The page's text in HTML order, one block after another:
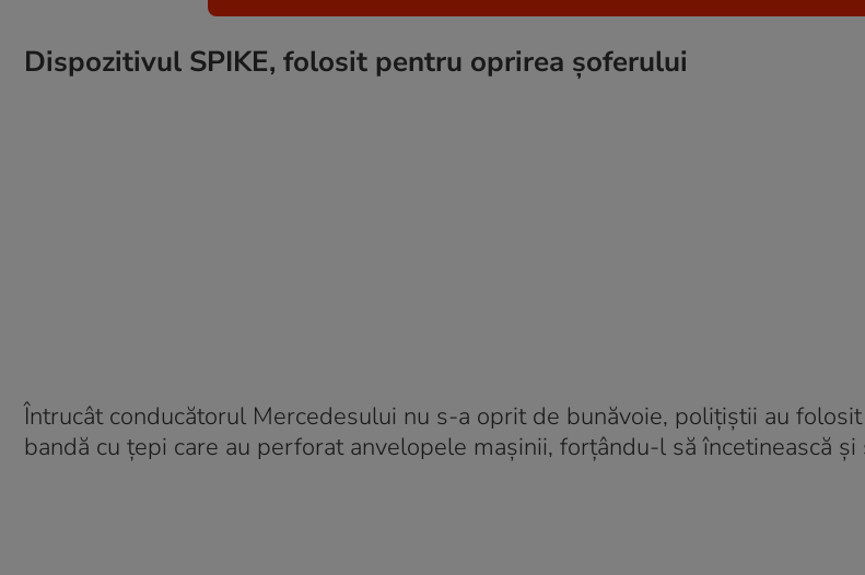
Dispozitivul SPIKE, folosit pentru oprirea șoferului
Întrucât conducătorul Mercedesului nu s-a oprit de bunăvoie, polițiștii au
bandă cu țepi care au perforat anvelopele mașinii, forțându-l să încetinească și